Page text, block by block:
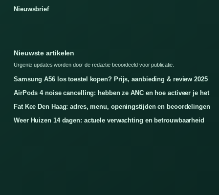
Nieuwsbrief
Nieuwste artikelen
Urgente updates worden door de redactie beoordeeld voor publicatie.
Samsung A56 los toestel kopen? Prijs, aanbieding & review 2025
AirPods 4 noise cancelling: hebben ze ANC en hoe activeer je het
Fat Kee Den Haag: adres, menu, openingstijden en beoordelingen
Weer Huizen 14 dagen: actuele verwachting en betrouwbaarheid